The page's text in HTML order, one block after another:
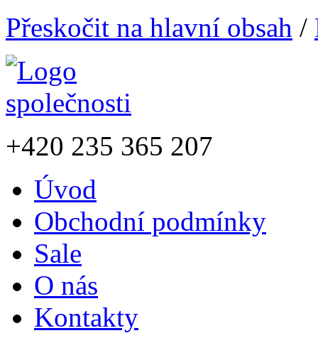
Přeskočit na hlavní obsah /
+420 235 365 207
Úvod
Obchodní podmínky
Sale
O nás
Kontakty